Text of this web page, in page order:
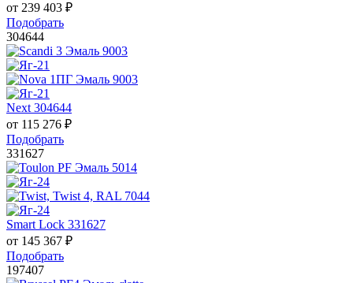
от 239 403 ₽
Подобрать
304644
Next 304644
от 115 276 ₽
Подобрать
331627
Smart Lock 331627
от 145 367 ₽
Подобрать
197407